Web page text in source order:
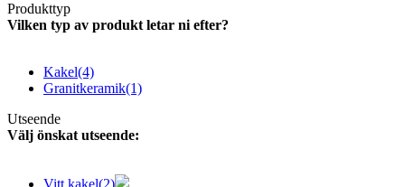
Produkttyp
Vilken typ av produkt letar ni efter?
Kakel(4)
Granitkeramik(1)
Utseende
Välj önskat utseende: